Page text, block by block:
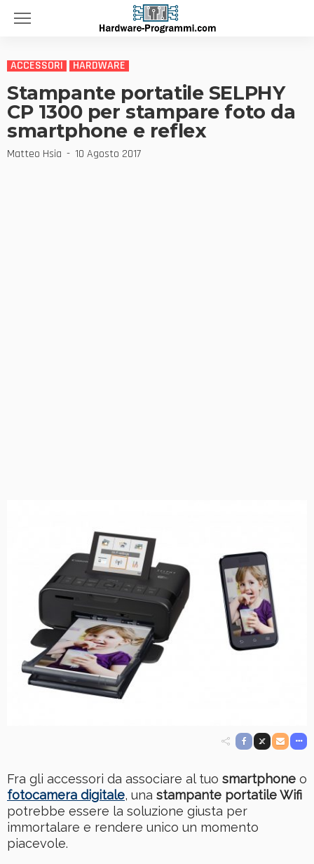
ACCESSORI HARDWARE
Stampante portatile SELPHY
CP 1300 per stampare foto da
smartphone e reflex
Matteo Hsia 10 Agosto 2017
Fra gli accessori da associare al tuo smartphone o
fotocamera digitale, una stampante portatile Wifi
potrebbe essere la soluzione giusta per
immortalare e rendere unico un momento
piacevole.